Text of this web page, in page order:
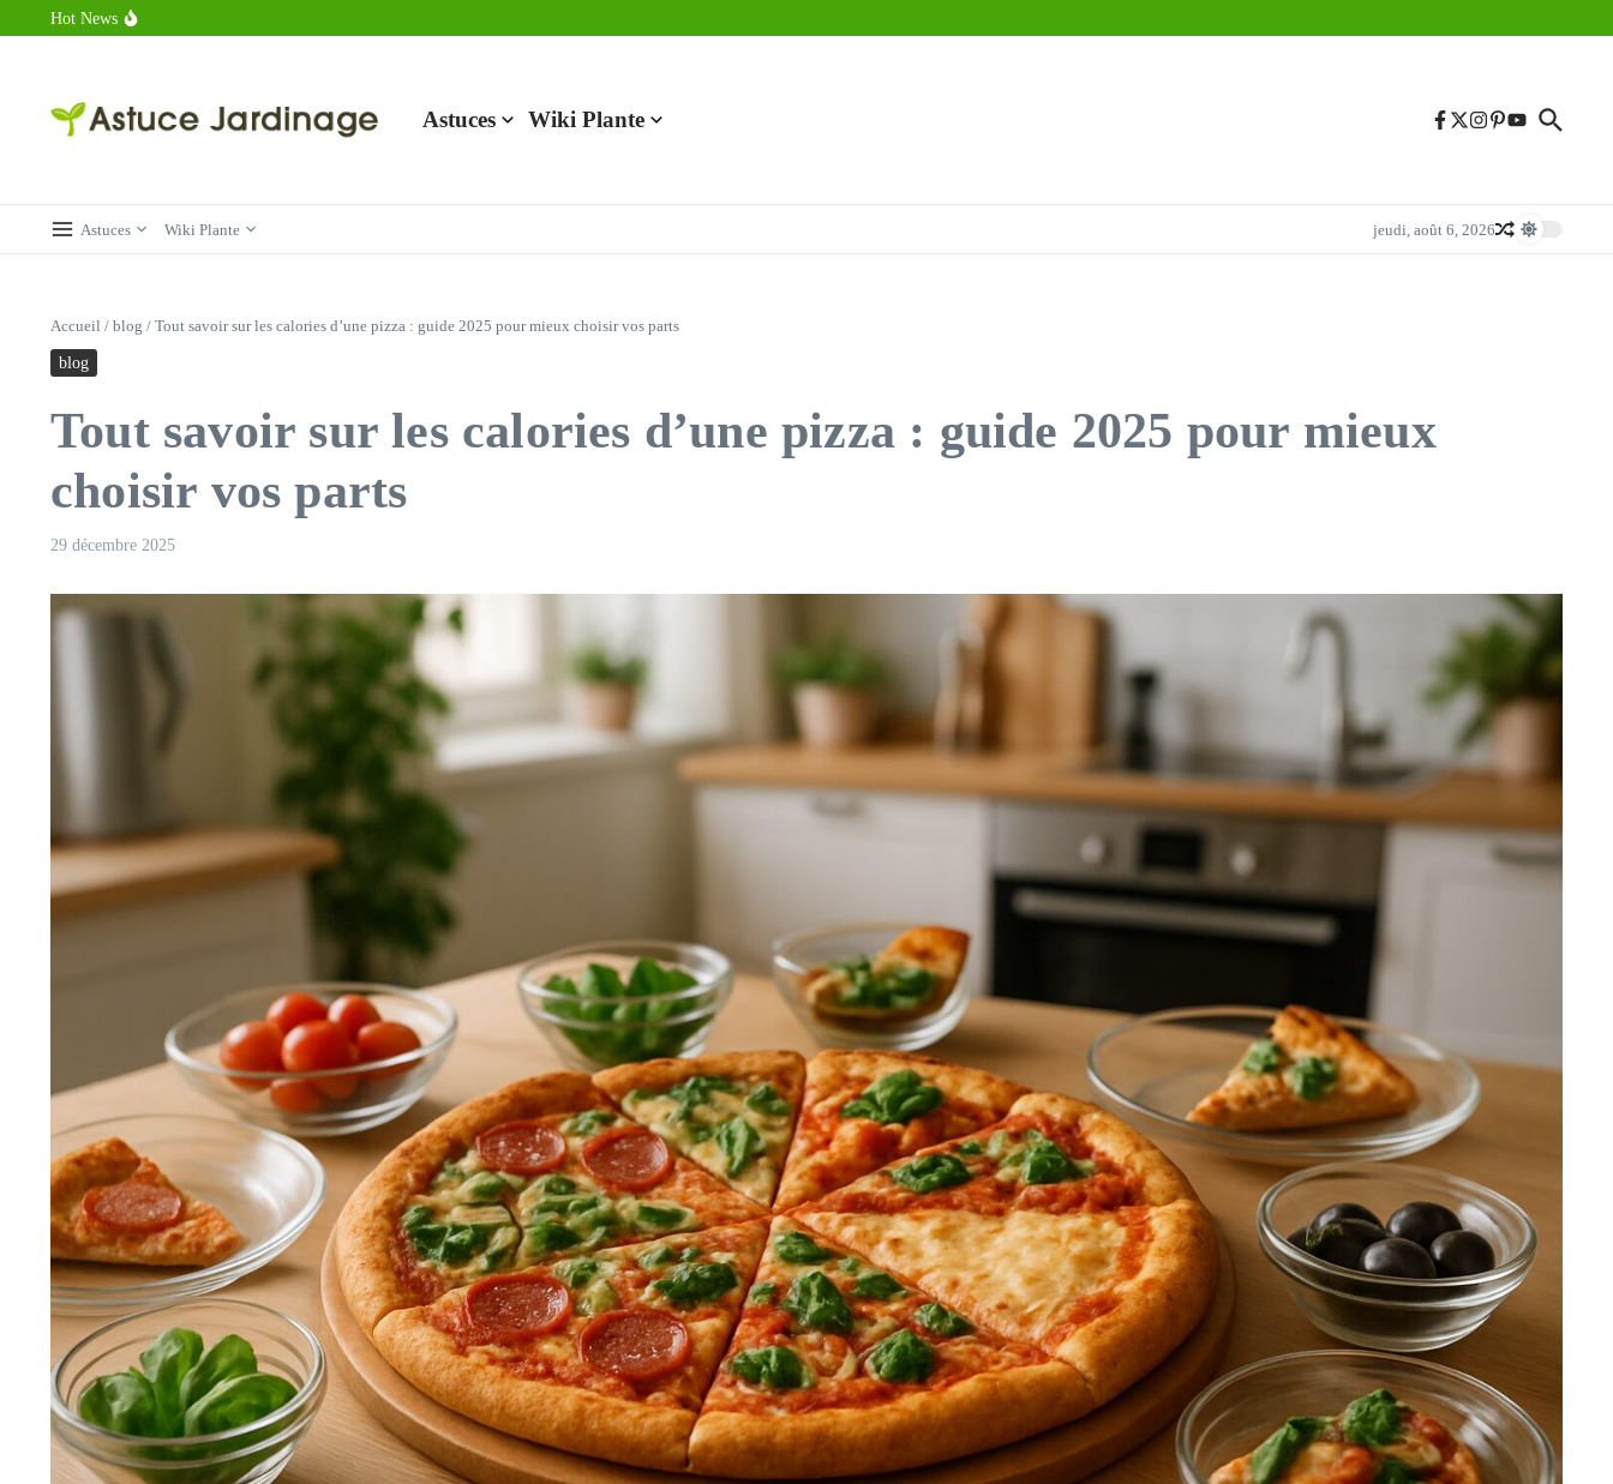
Aller au contenu
Hot News
Combien de calories dans un croque monsieur en 2025 ?
Astuces Wiki Plante
Astuces Wiki Plante jeudi, août 6, 2026
Accueil / blog / Tout savoir sur les calories d’une pizza : guide 2025 pour mieux choisir vos parts
blog
Tout savoir sur les calories d’une pizza : guide 2025 pour mieux
choisir vos parts
29 décembre 2025